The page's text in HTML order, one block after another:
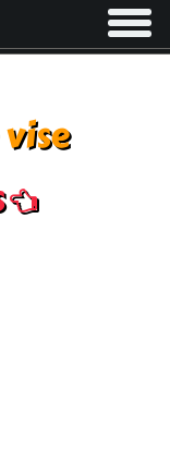
Toggle